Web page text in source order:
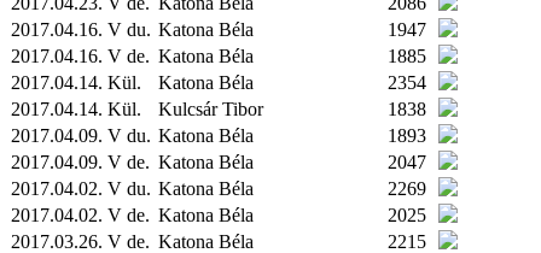
2017.04.16. V du. Katona Béla
1947
2017.04.16. V de. Katona Béla
1885
2017.04.14. Kül. Katona Béla
2354
2017.04.14. Kül. Kulcsár Tibor
1838
2017.04.09. V du. Katona Béla
1893
2017.04.09. V de. Katona Béla
2047
2017.04.02. V du. Katona Béla
2269
2017.04.02. V de. Katona Béla
2025
2017.03.26. V de. Katona Béla
2215